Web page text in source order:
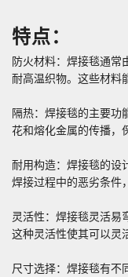
特点：
防火材料：焊接毯通常
耐高温织物。这些材料
隔热：焊接毯的主要功
花和熔化金属的传播，
耐用构造：焊接毯的设
焊接过程中的恶劣条件
灵活性：焊接毯灵活易
这种灵活性使其可以灵
尺寸选择：焊接毯有不